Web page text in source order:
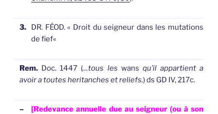
3. DR. FÉOD.« Droit du seigneur dans les mutations
de fief«
Rem. Doc. 1447 (…tous les wans qu’il appartient a
avoir a toutes heritanches et reliefs.) ds GD IV, 217c.
–
[Redevance annuelle due au seigneur (ou à son